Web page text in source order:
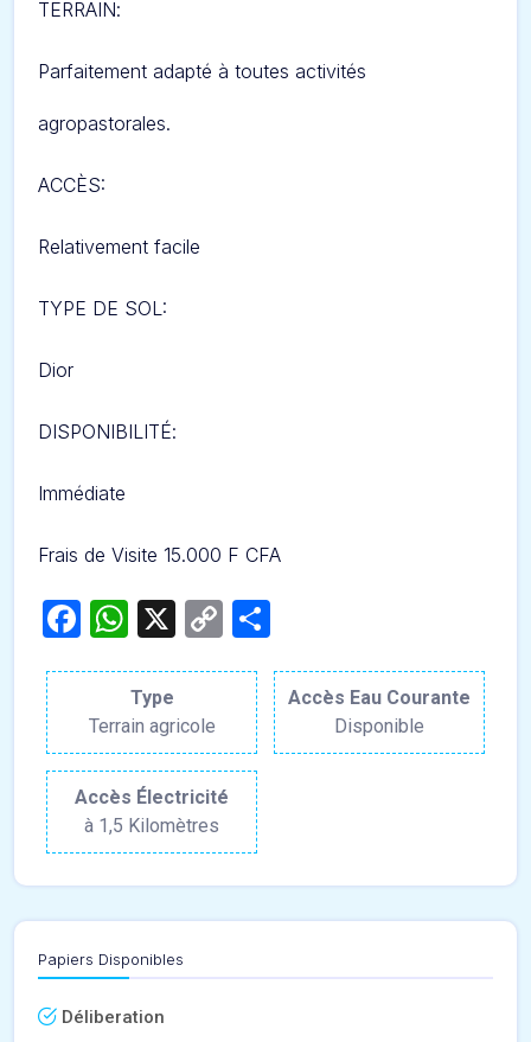
TERRAIN:
Parfaitement adapté à toutes activités
agropastorales.
ACCÈS:
Relativement facile
TYPE DE SOL:
Dior
DISPONIBILITÉ:
Immédiate
Frais de Visite 15.000 F CFA
Facebook
WhatsApp
X
Copy
Type
Terrain agricole
Accès Eau Courante
Disponible
Accès Électricité
à 1,5 Kilomètres
Papiers Disponibles
Déliberation